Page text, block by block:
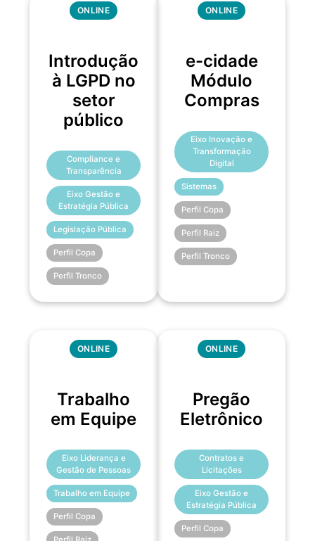
ONLINE
Introdução
à LGPD no
setor
público
Compliance e
Transparência
Eixo Gestão e
Estratégia Pública
Legislação Pública
Perfil Copa
Perfil Tronco
ONLINE
e-cidade
Módulo
Compras
Eixo Inovação e
Transformação
Digital
Sistemas
Perfil Copa
Perfil Raiz
Perfil Tronco
ONLINE
Trabalho
em Equipe
Eixo Liderança e
Gestão de Pessoas
Trabalho em Equipe
Perfil Copa
ONLINE
Pregão
Eletrônico
Contratos e
Licitações
Eixo Gestão e
Estratégia Pública
Perfil Copa